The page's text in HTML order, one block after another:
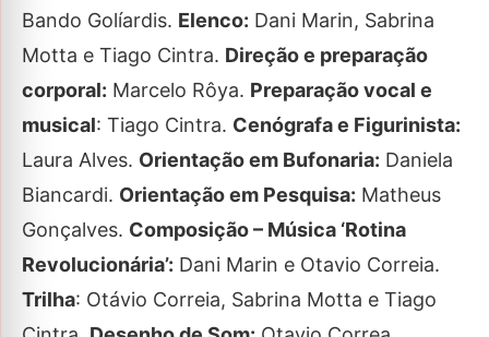
Bando Golíardis. Elenco: Dani Marin, Sabrina
Motta e Tiago Cintra. Direção e preparação
corporal: Marcelo Rôya. Preparação vocal e
musical: Tiago Cintra. Cenógrafa e Figurinista:
Laura Alves. Orientação em Bufonaria: Daniela
Biancardi. Orientação em Pesquisa: Matheus
Gonçalves. Composição – Música ‘Rotina
Revolucionária’: Dani Marin e Otavio Correia.
Trilha: Otávio Correia, Sabrina Motta e Tiago